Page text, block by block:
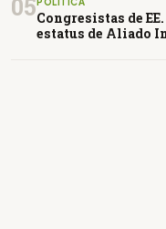
05 POLÍTICA
Congresistas de
estatus de Aliado